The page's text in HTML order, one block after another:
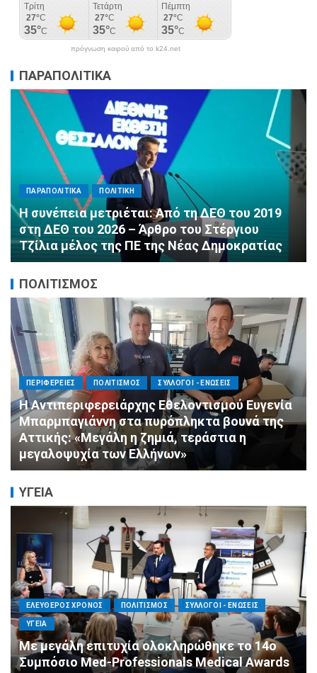
πρόγνωση καιρού από το k24.net
ΠΑΡΑΠΟΛΙΤΙΚΑ
ΠΑΡΑΠΟΛΙΤΙΚΑ ΠΟΛΙΤΙΚΗ
Αλληλεγγύη χωρίς σύνορα: 1.500
εμφιαλωμένα νερά για τους πυροσβέστες στα
Μέγαρα από τη ΔΕΕΠ Α’ Αθηνών ΝΔ και τη 2η
ΔΗΜ.Τ.Ο.
ΠΟΛΙΤΙΣΜΟΣ
ΠΟΛΙΤΙΣΜΟΣ ΣΥΛΛΟΓΟΙ - ΕΝΩΣΕΙΣ
Πνιγμός: Ο Σιωπηλός Θάνατος που Δεν
Μοιάζει με τις Ταινίες
ΥΓΕΙΑ
ΕΛΕΥΘΕΡΟΣ ΧΡΟΝΟΣ ΟΙΚΟΝΟΜΙΑ ΥΓΕΙΑ
Καταστροφικές δαπάνες υγείας και η
αντιμετώπισή τους